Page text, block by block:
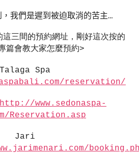
我們是遲到被迫取消的苦主…
三間的預約網址，剛好這次按的
篇會教大家怎麼預約>
Talaga Spa
reservation/
http://www.sedonaspa-
Reservation.asp
Jari